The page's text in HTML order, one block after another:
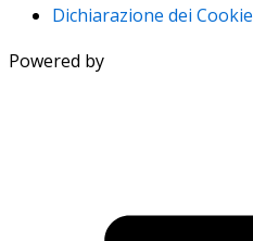
Dichiarazione dei Cookie
Powered by